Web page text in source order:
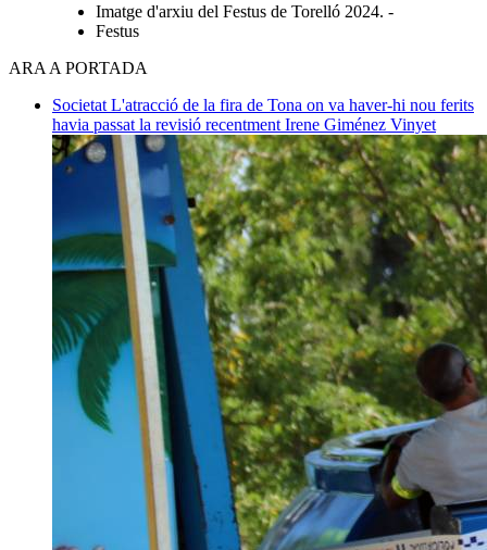
Imatge d'arxiu del Festus de Torelló 2024. -
Festus
ARA A PORTADA
Societat L'atracció de la fira de Tona on va haver-hi nou ferits
havia passat la revisió recentment Irene Giménez Vinyet